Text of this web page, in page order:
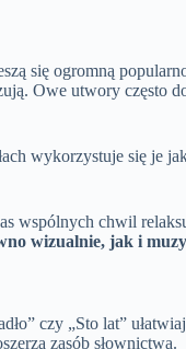
się ogromną
Owe utwory często
wykorzystuje się je
wspólnych chwil
wizualnie, jak i
czy „Sto lat”
zasób słownictwa.